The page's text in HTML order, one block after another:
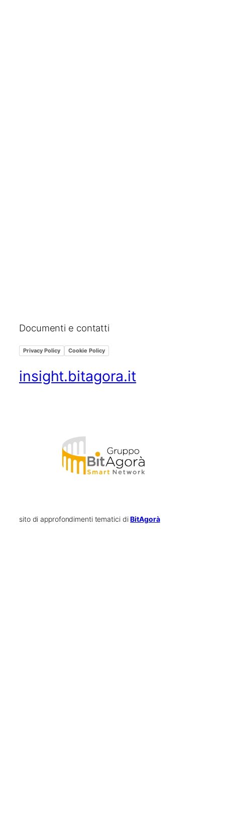
Documenti e contatti
Privacy Policy Cookie Policy
insight.bitagora.it
sito di approfondimenti tematici diBitAgorà